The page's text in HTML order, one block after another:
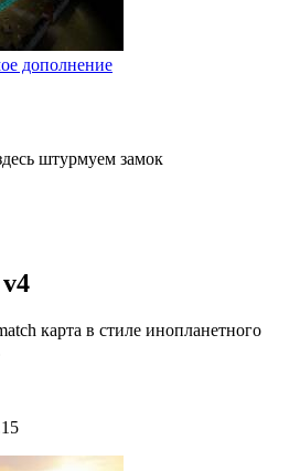
штурмуем замок
v4
карта в стиле инопланетного